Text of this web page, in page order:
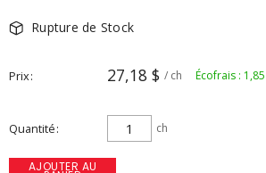
Rupture de Stock
Prix 27,18 $ / ch Écofrais :
Quantité ch
AJOUTER AU